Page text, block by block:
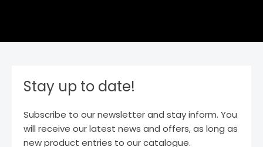
Stay up to date!
Subscribe to our newsletter and stay inform. You
will receive our latest news and offers, as long as
new product entries to our catalogue.